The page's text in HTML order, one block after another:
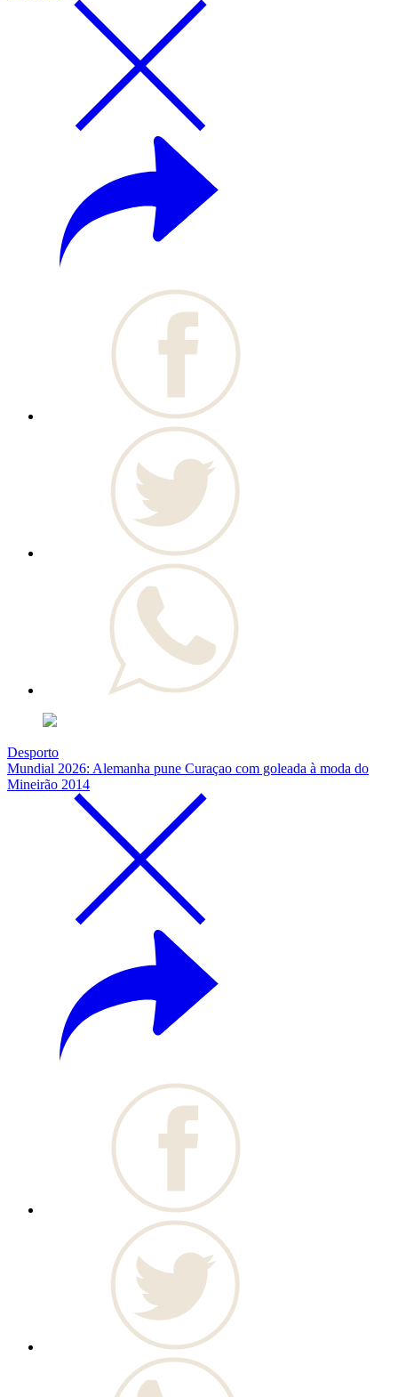
Desporto
Mundial 2026: Alemanha pune Curaçao com goleada à moda do
Mineirão 2014